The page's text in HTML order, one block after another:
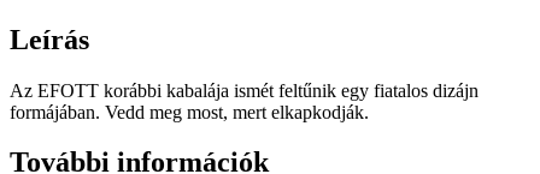
Leírás
Az EFOTT korábbi kabalája ismét feltűnik egy fiatalos dizájn
formájában. Vedd meg most, mert elkapkodják.
További információk